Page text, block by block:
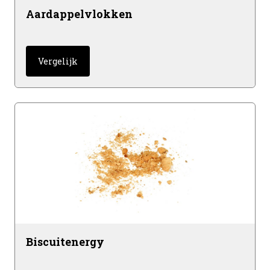
Aardappelvlokken
Vergelijk
Biscuitenergy